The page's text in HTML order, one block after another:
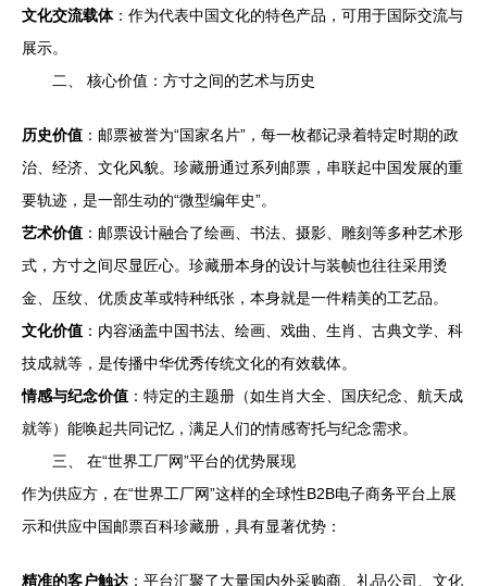
文化交流载体：作为代表中国文化的特色产品，可用于国际交流与
展示。
二、 核心价值：方寸之间的艺术与历史
历史价值 ：邮票被誉为“国家名片”，每一枚都记录着特定时期的政
治、经济、文化风貌。珍藏册通过系列邮票，串联起中国发展的重
要轨迹，是一部生动的“微型编年史”。
艺术价值 ：邮票设计融合了绘画、书法、摄影、雕刻等多种艺术形
式，方寸之间尽显匠心。珍藏册本身的设计与装帧也往往采用烫
金、压纹、优质皮革或特种纸张，本身就是一件精美的工艺品。
文化价值 ：内容涵盖中国书法、绘画、戏曲、生肖、古典文学、科
技成就等，是传播中华优秀传统文化的有效载体。
情感与纪念价值 ：特定的主题册（如生肖大全、国庆纪念、航天成
就等）能唤起共同记忆，满足人们的情感寄托与纪念需求。
三、 在“世界工厂网”平台的优势展现
作为供应方，在“世界工厂网”这样的全球性B2B电子商务平台上展
示和供应中国邮票百科珍藏册，具有显著优势：
精准的客户触达 ：平台汇聚了大量国内外采购商、礼品公司、文化